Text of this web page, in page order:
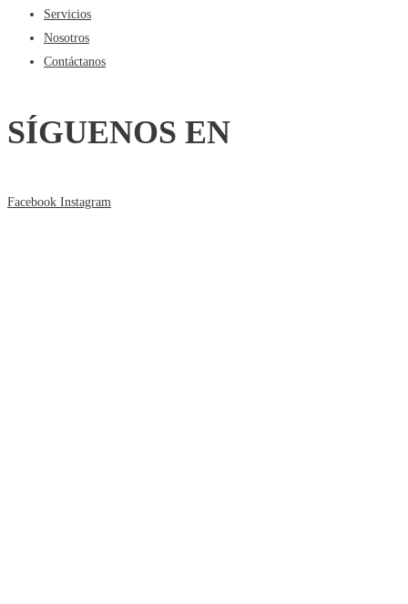
Servicios
Nosotros
Contáctanos
SÍGUENOS EN
Facebook Instagram